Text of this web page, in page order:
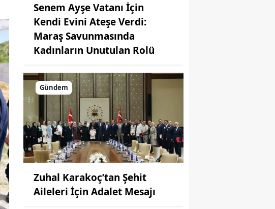
Senem Ayşe Vatanı İçin
Kendi Evini Ateşe Verdi:
Maraş Savunmasında
Kadınların Unutulan Rolü
Gündem
Zuhal Karakoç’tan Şehit
Aileleri İçin Adalet Mesajı